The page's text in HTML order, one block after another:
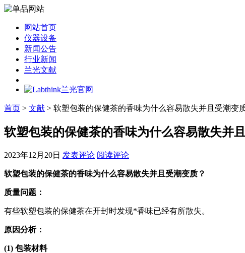
网站首页
仪器设备
新闻公告
行业新闻
兰光文献
首页 > 文献 > 软塑包装的保健茶的香味为什么容易散失并且受潮变
软塑包装的保健茶的香味为什么容易散失并
2023年12月20日 发表评论 阅读评论
软塑包装的保健茶的香味为什么容易散失并且受潮变质？
质量问题：
有些软塑包装的保健茶在开封时发现*香味已经有所散失。
原因分析：
(1) 包装材料